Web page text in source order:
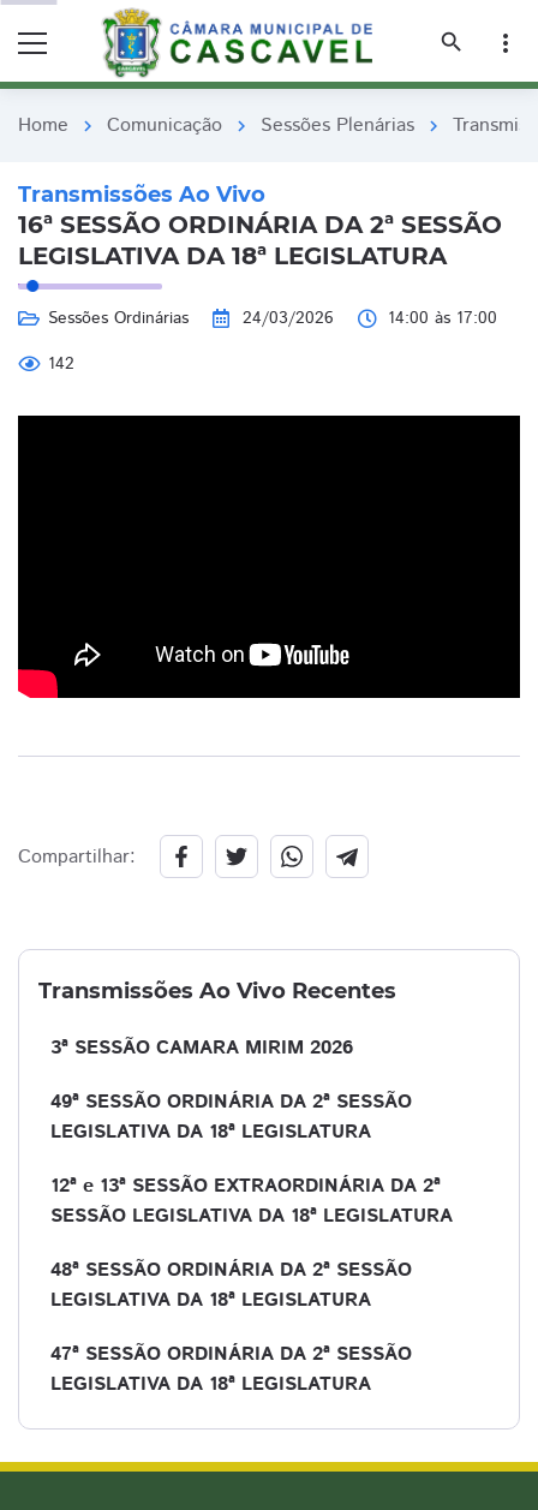
search
more_vert
Home chevron_right Comunicação chevron_right Sessões Plenárias chevron_right
Transmissões Ao Vivo
16ª SESSÃO ORDINÁRIA DA 2ª SESSÃO
LEGISLATIVA DA 18ª LEGISLATURA
Sessões Ordinárias 24/03/2026
14:00 às 17:00
142
Compartilhar:
Transmissões Ao Vivo Recentes
3ª SESSÃO CAMARA MIRIM 2026
49ª SESSÃO ORDINÁRIA DA 2ª SESSÃO
LEGISLATIVA DA 18ª LEGISLATURA
12ª e 13ª SESSÃO EXTRAORDINÁRIA DA 2ª
SESSÃO LEGISLATIVA DA 18ª LEGISLATURA
48ª SESSÃO ORDINÁRIA DA 2ª SESSÃO
LEGISLATIVA DA 18ª LEGISLATURA
47ª SESSÃO ORDINÁRIA DA 2ª SESSÃO
LEGISLATIVA DA 18ª LEGISLATURA